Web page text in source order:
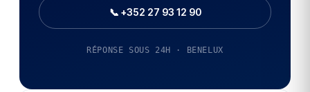
📞 +352 27 93 12 90
RÉPONSE SOUS 24H · BENELUX